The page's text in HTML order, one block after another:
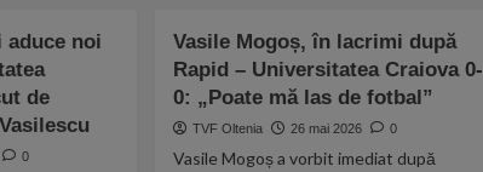
dorința
lui
Nicușor
de
a
nouă
cantină
socială
inaugurată
în
aduce noi
de
0
Vasile Mogoș, în lacrimi după
Rapid – Universitatea Craiova 0-
0: „Poate mă las de fotbal”
TVF Oltenia 26 mai 2026 0
Vasile Mogoș a vorbit imediat după